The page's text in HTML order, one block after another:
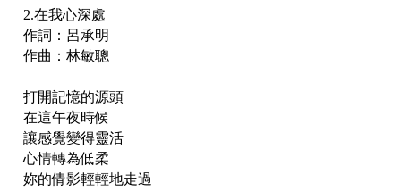
2.在我心深處
作詞：呂承明
作曲：林敏聰
打開記憶的源頭
在這午夜時候
讓感覺變得靈活
心情轉為低柔
妳的倩影輕輕地走過